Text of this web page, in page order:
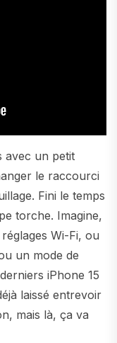
avec un petit
le raccourci
Fini le temps
torche. Imagine,
Wi-Fi, ou
un mode de
iPhone 15
laissé entrevoir
mais là, ça va